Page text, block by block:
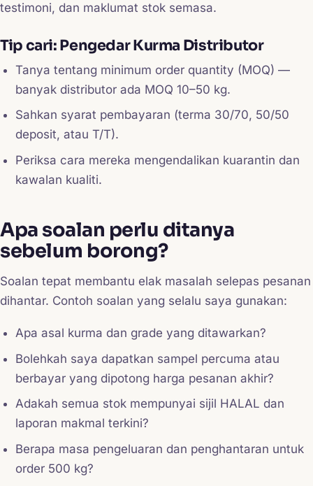
testimoni, dan maklumat stok semasa.
Tip cari: Pengedar Kurma Distributor
Tanya tentang minimum order quantity (MOQ) —
banyak distributor ada MOQ 10–50 kg.
Sahkan syarat pembayaran (terma 30/70, 50/50
deposit, atau T/T).
Periksa cara mereka mengendalikan kuarantin dan
kawalan kualiti.
Apa soalan perlu ditanya
sebelum borong?
Soalan tepat membantu elak masalah selepas pesanan
dihantar. Contoh soalan yang selalu saya gunakan:
Apa asal kurma dan grade yang ditawarkan?
Bolehkah saya dapatkan sampel percuma atau
berbayar yang dipotong harga pesanan akhir?
Adakah semua stok mempunyai sijil HALAL dan
laporan makmal terkini?
Berapa masa pengeluaran dan penghantaran untuk
order 500 kg?